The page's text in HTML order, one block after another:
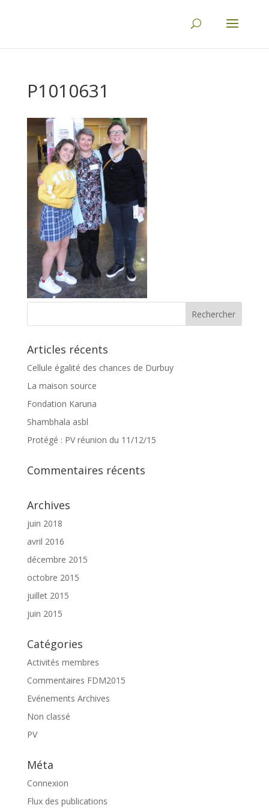
P1010631
Articles récents
Cellule égalité des chances de Durbuy
La maison source
Fondation Karuna
Shambhala asbl
Protégé : PV réunion du 11/12/15
Commentaires récents
Archives
juin 2018
avril 2016
décembre 2015
octobre 2015
juillet 2015
juin 2015
Catégories
Activités membres
Commentaires FDM2015
Evénements Archives
Non classé
PV
Méta
Connexion
Flux des publications